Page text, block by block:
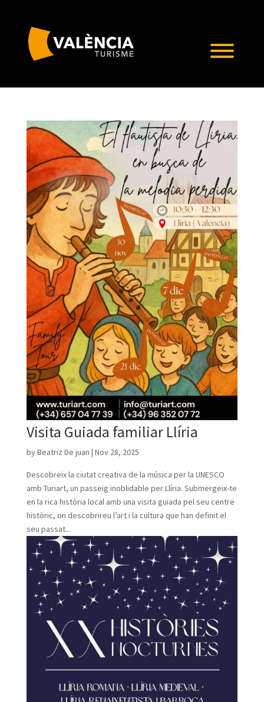
Visita Guiada familiar Llíria
byBeatriz De juan | Nov 28, 2025
Descobreix la ciutat creativa de la música per la UNESCO
amb Turiart, un passeig inoblidable per Llíria. Submergeix-te
en la rica història local amb una visita guiada pel seu centre
històric, on descobrireu l’art i la cultura que han definit el
seu passat...